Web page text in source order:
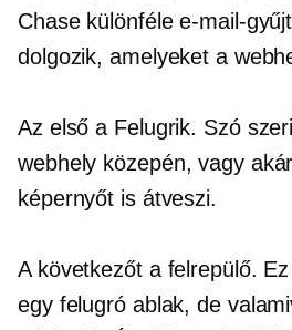
Chase különféle e-mail-
dolgozik, amelyeket a
Az első a Felugrik. Szó
webhely közepén, vagy
képernyőt is átveszi.
A következőt a felrepülő.
egy felugró ablak, de